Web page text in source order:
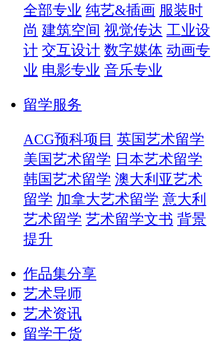
全部专业 纯艺&插画 服装时
尚 建筑空间 视觉传达 工业设
计 交互设计 数字媒体 动画专
业 电影专业 音乐专业
留学服务
ACG预科项目 英国艺术留学
美国艺术留学 日本艺术留学
韩国艺术留学 澳大利亚艺术
留学 加拿大艺术留学 意大利
艺术留学 艺术留学文书 背景
提升
作品集分享
艺术导师
艺术资讯
留学干货